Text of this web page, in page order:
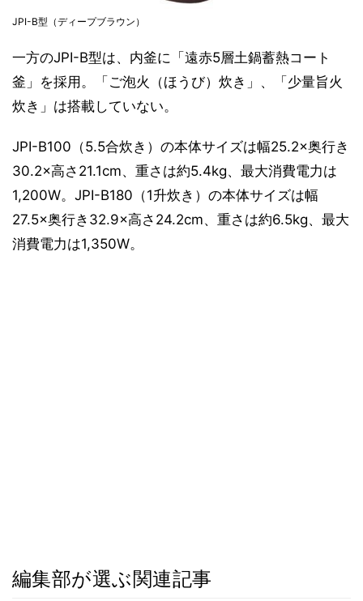
JPI-B型（ディープブラウン）
一方のJPI-B型は、内釜に「遠赤5層土鍋蓄熱コート
釜」を採用。「ご泡火（ほうび）炊き」、「少量旨火
炊き」は搭載していない。
JPI-B100（5.5合炊き）の本体サイズは幅25.2×奥行き
30.2×高さ21.1cm、重さは約5.4kg、最大消費電力は
1,200W。JPI-B180（1升炊き）の本体サイズは幅
27.5×奥行き32.9×高さ24.2cm、重さは約6.5kg、最大
消費電力は1,350W。
編集部が選ぶ関連記事